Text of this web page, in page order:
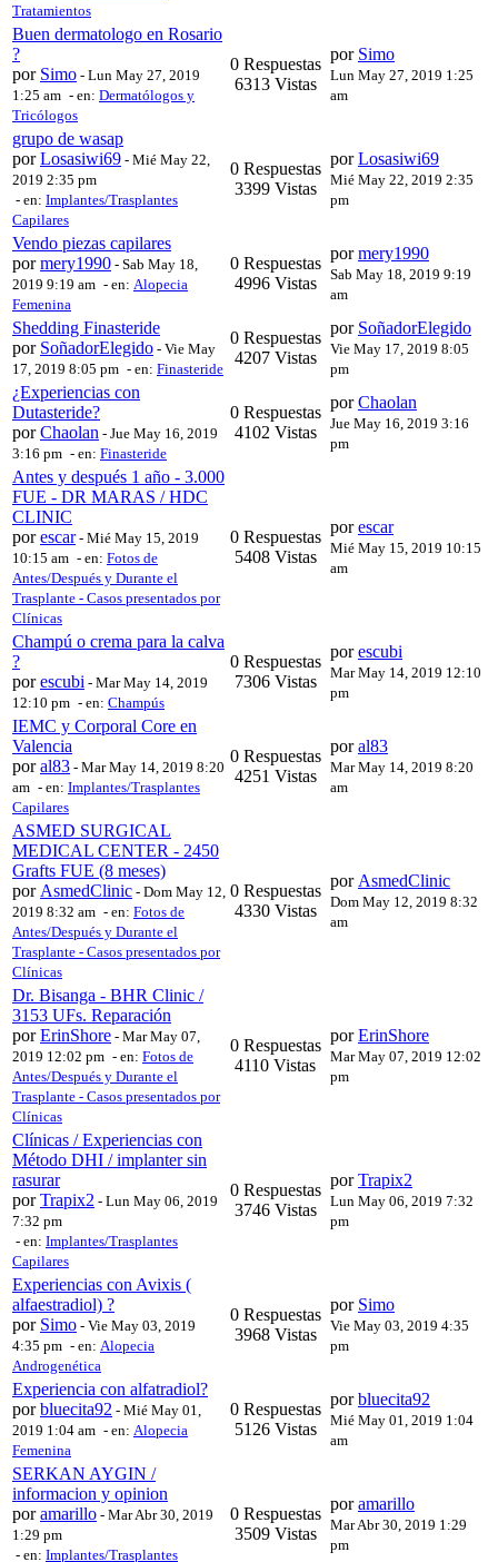
Tratamientos
Buen dermatologo en Rosario
?
por Simo - Lun May 27, 2019
1:25 am - en: Dermatólogos y
Tricólogos
0 Respuestas
6313 Vistas
por Simo
Lun May 27, 2019 1:25
am
grupo de wasap
porLosasiwi69 - Mié May 22,
2019 2:35 pm
- en: Implantes/Trasplantes
Capilares
0 Respuestas
3399 Vistas
porLosasiwi69
Mié May 22, 2019 2:35
pm
Vendo piezas capilares
pormery1990 - Sab May 18,
2019 9:19 am - en: Alopecia
Femenina
0 Respuestas
4996 Vistas
pormery1990
Sab May 18, 2019 9:19
am
Shedding Finasteride
por SoñadorElegido - Vie May
17, 2019 8:05 pm - en: Finasteride
0 Respuestas
4207 Vistas
por SoñadorElegido
Vie May 17, 2019 8:05
pm
¿Experiencias con
Dutasteride?
porChaolan - Jue May 16, 2019
3:16 pm - en: Finasteride
0 Respuestas
4102 Vistas
porChaolan
Jue May 16, 2019 3:16
pm
Antes y después 1 año - 3.000
FUE - DR MARAS / HDC
CLINIC
porescar- Mié May 15, 2019
10:15 am - en: Fotos de
Antes/Después y Durante el
Trasplante - Casos presentados por
Clínicas
0 Respuestas
5408 Vistas
porescar
Mié May 15, 2019 10:15
am
Champú o crema para la calva
?
porescubi - Mar May 14, 2019
12:10 pm - en: Champús
0 Respuestas
7306 Vistas
porescubi
Mar May 14, 2019 12:10
pm
IEMC y Corporal Core en
Valencia
poral83 - Mar May 14, 2019 8:20
am - en: Implantes/Trasplantes
Capilares
0 Respuestas
4251 Vistas
poral83
Mar May 14, 2019 8:20
am
ASMED SURGICAL
MEDICAL CENTER - 2450
Grafts FUE (8 meses)
por AsmedClinic - Dom May 12,
2019 8:32 am - en: Fotos de
Antes/Después y Durante el
Trasplante - Casos presentados por
Clínicas
0 Respuestas
4330 Vistas
por AsmedClinic
Dom May 12, 2019 8:32
am
Dr. Bisanga - BHR Clinic /
3153 UFs. Reparación
porErinShore - Mar May 07,
2019 12:02 pm - en: Fotos de
Antes/Después y Durante el
Trasplante - Casos presentados por
Clínicas
0 Respuestas
4110 Vistas
porErinShore
Mar May 07, 2019 12:02
pm
Clínicas / Experiencias con
Método DHI / implanter sin
rasurar
porTrapix2 - Lun May 06, 2019
7:32 pm
- en: Implantes/Trasplantes
Capilares
0 Respuestas
3746 Vistas
porTrapix2
Lun May 06, 2019 7:32
pm
Experiencias con Avixis (
alfaestradiol) ?
por Simo - Vie May 03, 2019
4:35 pm - en: Alopecia
Androgenética
0 Respuestas
3968 Vistas
por Simo
Vie May 03, 2019 4:35
pm
Experiencia con alfatradiol?
porbluecita92 - Mié May 01,
2019 1:04 am - en: Alopecia
Femenina
0 Respuestas
5126 Vistas
porbluecita92
Mié May 01, 2019 1:04
am
SERKAN AYGIN /
informacion y opinion
poramarillo - Mar Abr 30, 2019
1:29 pm
- en: Implantes/Trasplantes
0 Respuestas
3509 Vistas
poramarillo
Mar Abr 30, 2019 1:29
pm